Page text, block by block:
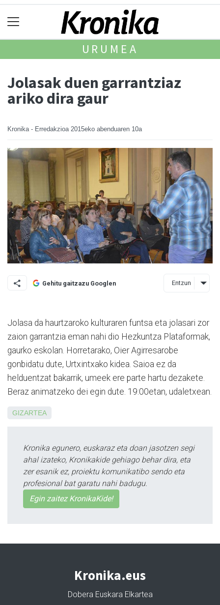
URUMEA
Jolasak duen garrantziaz
ariko dira gaur
Kronika - Erredakzioa 2015eko abenduaren 10a
Gehitu gaitzazu Googlen Entzun
Jolasa da haurtzaroko kulturaren funtsa eta jolasari zor
zaion ga­rran­tzia eman nahi dio Hezkuntza Plataformak,
gaurko eskolan. Horretarako, Oier Agirresarobe
gonbidatu dute, Urtxintxako kidea. Saioa ez da
helduentzat bakarrik, umeek ere parte hartu dezakete.
Beraz animatzeko dei egin dute. 19:00etan, udaletxean.
GIZARTEA
Kronika egunero, euskaraz eta doan jasotzen segi
ahal izateko, Kronikakide gehiago behar dira, eta
zer esanik ez, proiektu komunikatibo sendo eta
profesional bat garatu nahi badugu.
Egin zaitez KronikaKide!
Kronika.eus
Dobera Euskara Elkartea